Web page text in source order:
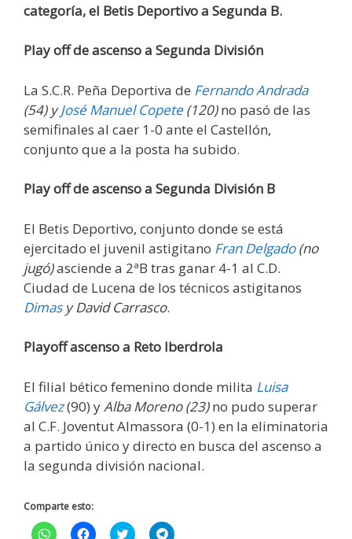
categoría, el Betis Deportivo a Segunda B.
Play off de ascenso a Segunda División
La S.C.R. Peña Deportiva de Fernando Andrada
(54) y José Manuel Copete (120)no pasó de las
semifinales al caer 1-0 ante el Castellón,
conjunto que a la posta ha subido.
Play off de ascenso a Segunda División B
El Betis Deportivo, conjunto donde se está
ejercitado el juvenil astigitano Fran Delgado(no
jugó)asciende a 2ªB tras ganar 4-1 al C.D.
Ciudad de Lucena de los técnicos astigitanos
Dimasy David Carrasco.
Playoff ascenso a Reto Iberdrola
El filial bético femenino donde milita Luisa
Gálvez(90) yAlba Moreno (23)no pudo superar
al C.F. Joventut Almassora (0-1) en la eliminatoria
a partido único y directo en busca del ascenso a
la segunda división nacional.
Comparte esto:
H H H H